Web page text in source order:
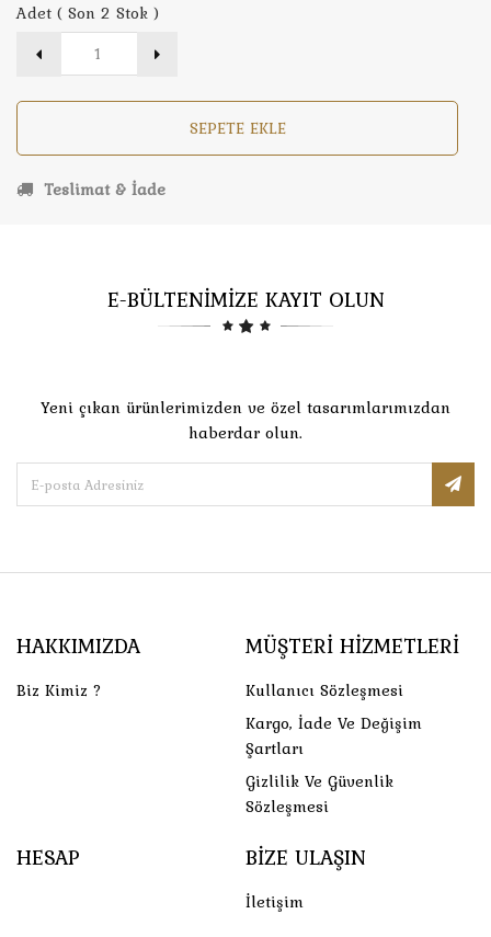
Adet ( Son 2 Stok )
SEPETE EKLE
Teslimat & İade
E-BÜLTENİMİZE KAYIT OLUN
Yeni çıkan ürünlerimizden ve özel tasarımlarımızdan
haberdar olun.
HAKKIMIZDA
Biz Kimiz ?
MÜŞTERI HIZMETLERI
Kullanıcı Sözleşmesi
Kargo, İade Ve Değişim
Şartları
Gizlilik Ve Güvenlik
Sözleşmesi
HESAP BIZE ULAŞIN
İletişim